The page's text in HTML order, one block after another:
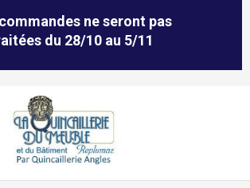
ne seront pas
du 28/10 au 5/11